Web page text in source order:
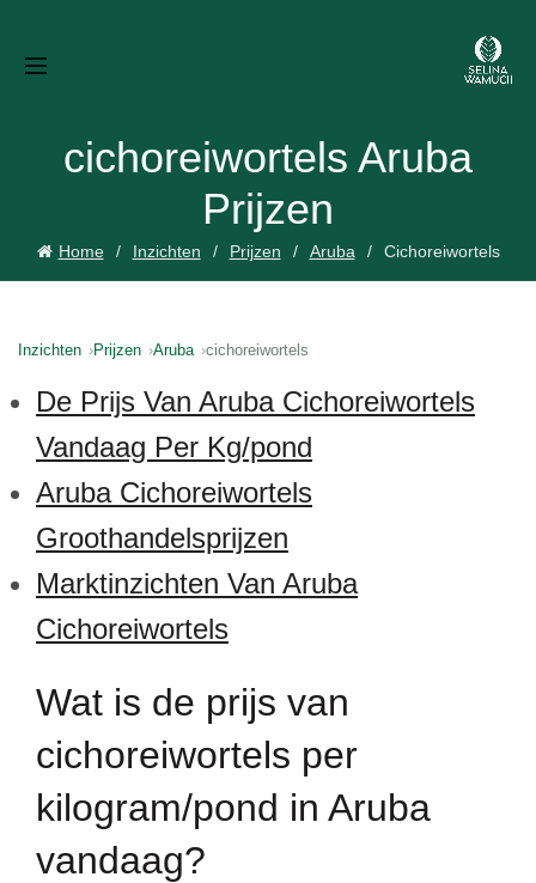
cichoreiwortels Aruba
Prijzen
Home Inzichten Prijzen Aruba Cichoreiwortels
Inzichten Prijzen Aruba cichoreiwortels
De Prijs Van Aruba Cichoreiwortels
Vandaag Per Kg/pond
Aruba Cichoreiwortels
Groothandelsprijzen
Marktinzichten Van Aruba
Cichoreiwortels
Wat is de prijs van
cichoreiwortels per
kilogram/pond in Aruba
vandaag?